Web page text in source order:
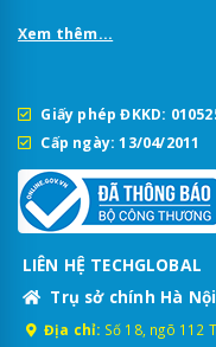
70mai A810
Vietmap TS-5K
70mai M800
Vietmap Speedmap M1
Xem thêm...
Giấy phép ĐKKD:
Cấp ngày: 13/04/2011
LIÊN HỆ TECHGLOBAL
Trụ sở chính Hà Nội
Địa chỉ: Số 18, ngõ 112